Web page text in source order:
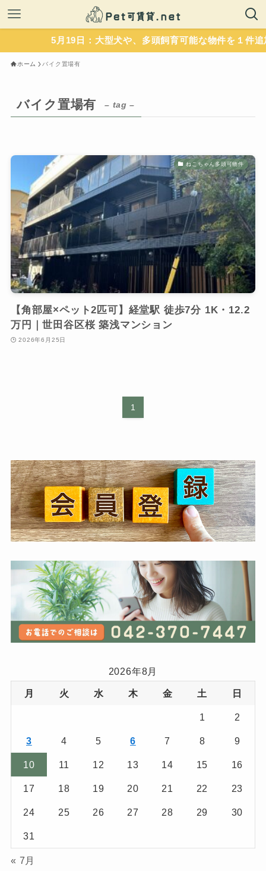
5月19日：大型犬や、多頭飼育可能な物件を１件追
ホーム バイク置場有
バイク置場有 – tag –
ねこちゃん多頭可物件
【角部屋×ペット2匹可】経堂駅 徒歩7分 1K・12.2
万円｜世田谷区桜 築浅マンション
2026年6月25日
1
2026年8月
月 火 水 木 金 土 日
1 2
3 4 5 6 7 8 9
10 11 12 13 14 15 16
17 18 19 20 21 22 23
24 25 26 27 28 29 30
31
« 7月